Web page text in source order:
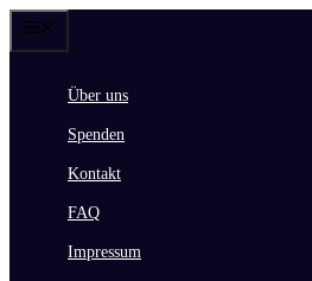
Zum
springenÜber uns
Spenden
Kontakt
FAQ
Impressum